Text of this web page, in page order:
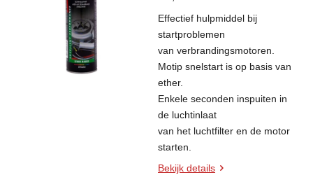
Effectief hulpmiddel bij
startproblemen
van verbrandingsmotoren.
Motip snelstart is op basis van
ether.
Enkele seconden inspuiten in
de luchtinlaat
van het luchtfilter en de motor
starten.
Bekijk details